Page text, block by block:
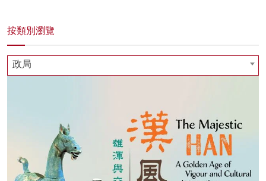
按類別瀏覽
政局